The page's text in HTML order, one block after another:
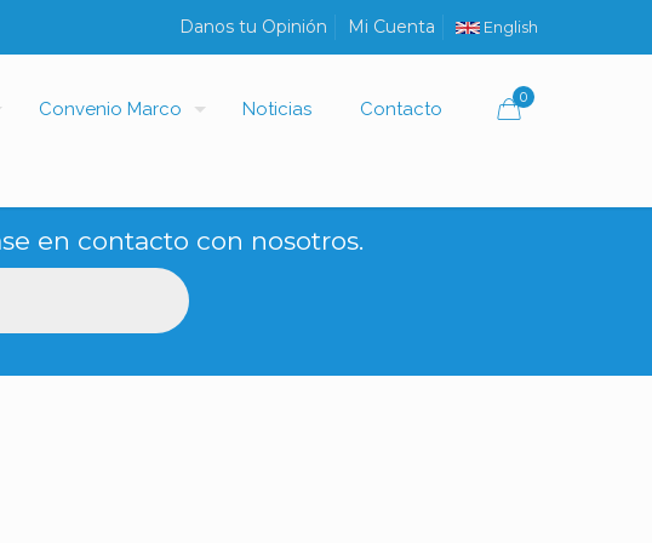
Danos tu Opinión Mi Cuenta English
Convenio Marco Noticias Contacto
0
en contacto con nosotros.